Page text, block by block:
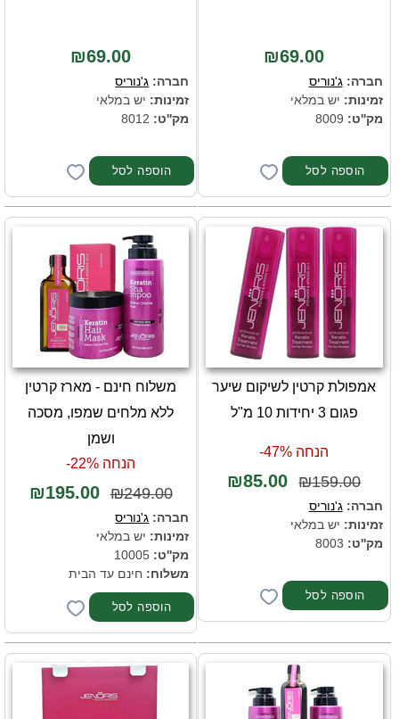
₪69.00
חברה:ג'נוריס
זמינות: יש במלאי
מק''ט:
₪69.00
חברה: ג'נוריס
זמינות: יש במלאי
מק''ט:
אמפולת קרטין לשיקום שיער
פגום 3 יחידות 10 מ"ל
הנחה 47%-
₪159.00
₪85.00
חברה:ג'נוריס
זמינות: יש במלאי
מק''ט:
משלוח חינם - מארז קרטין
ללא מלחים שמפו, מסכה
ושמן
הנחה 22%-
₪249.00
₪195.00
חברה: ג'נוריס
זמינות: יש במלאי
מק''ט:
משלוח: חינם עד הבית